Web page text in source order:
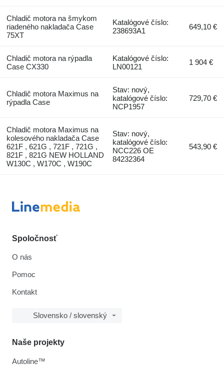
Chladič motora na šmykom
riadeného nakladača Case
75XT
Katalógové číslo:
238693A1
649,10 €
Chladič motora na rýpadla
Case CX330
Katalógové číslo:
LN00121
1 904 €
Chladič motora Maximus na
rýpadla Case
Stav: nový,
katalógové číslo:
NCP1957
729,70 €
Chladič motora Maximus na
kolesového nakladača Case
621F , 621G , 721F , 721G ,
821F , 821G NEW HOLLAND
W130C , W170C , W190C
Stav: nový,
katalógové číslo:
NCC226 OE
84232364
543,90 €
Spoločnosť
O nás
Pomoc
Kontakt
Slovensko / slovenský
Naše projekty
Autoline™